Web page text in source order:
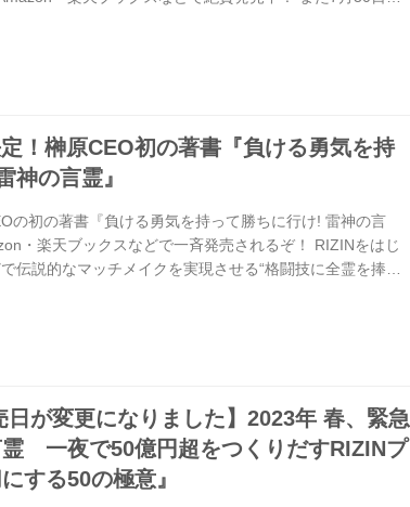
にてサイン入り書籍の販売、またご購入者先着200名と発
！ 是非、チェックしよう！ 7/30（日）榊原信行CEO初の
！榊原CEO初の著書『負ける勇気を持
神の言霊』
の初の著書『負ける勇気を持って勝ちに行け! 雷神の言
・楽天ブックスなどで一斉発売されるぞ！ RIZINをはじ
伝説的なマッチメイクを実現させる“格闘技に全霊を捧げ
受付中！是非、早めに予約し、榊原CEO初の著書をゲット
負ける勇気を持って勝ちに行け! 雷神の言霊』 発売 2023年
日が変更になりました】2023年 春、緊急
一夜で50億円超をつくりだすRIZINプ
する50の極意』